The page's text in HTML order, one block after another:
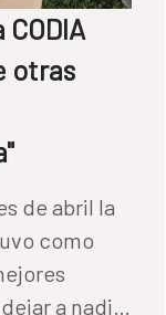
otras
de abril la
como
a nadie